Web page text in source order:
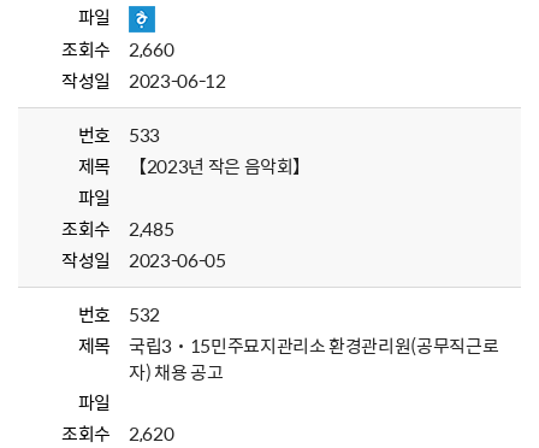
파일
조회수
2,660
작성일
2023-06-12
번호
533
제목
【2023년 작은 음악회】
파일
조회수
2,485
작성일
2023-06-05
번호
532
제목
국립3˙15민주묘지관리소 환경관리원(공무직근로
자) 채용 공고
파일
조회수
2,620